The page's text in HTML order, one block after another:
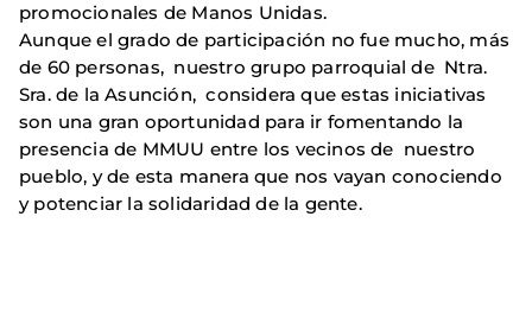
promocionales de Manos Unidas.
Aunque el grado de participación no fue mucho, más
de 60 personas, nuestro grupo parroquial de Ntra.
Sra. de la Asunción, considera que estas iniciativas
son una gran oportunidad para ir fomentando la
presencia de MMUU entre los vecinos de nuestro
pueblo, y de esta manera que nos vayan conociendo
y potenciar la solidaridad de la gente.